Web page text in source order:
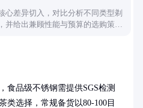
心差异切入，对比分析不同类型剃
并给出兼顾性能与预算的选购策
食品级不锈钢需提供SGS检测
类选择，常规备货以80-100目